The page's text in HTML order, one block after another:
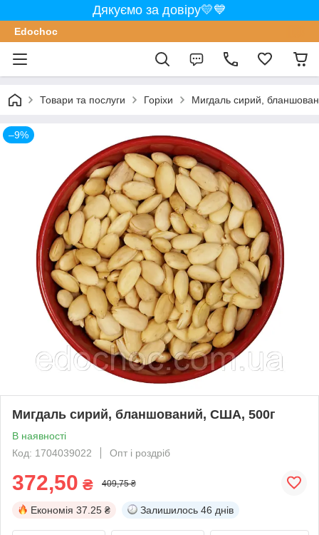
Дякуємо за довіру💛💙
Edochoс
Товари та послуги Горіхи Мигдаль сирий,
–9%
Мигдаль сирий, бланшований, США, 500г
В наявності
Код: 1704039022
Опт і роздріб
372,50 ₴ 409,75 ₴
Економія 37.25 ₴ Залишилось 46 днів